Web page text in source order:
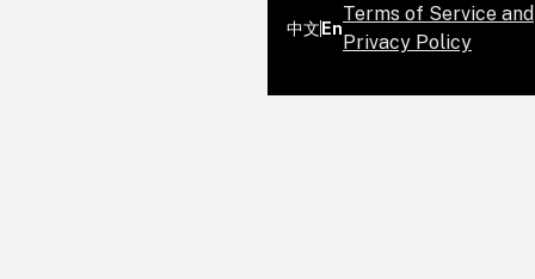
中文 En
Terms of Service and
Privacy Policy